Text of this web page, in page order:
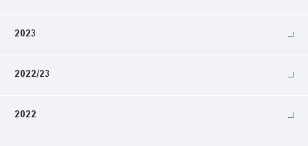
2023
2022/23
2022